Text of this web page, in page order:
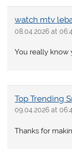
watch mtv
08.04.2026 at
You really know
Top Trending
09.04.2026 at
Thanks for